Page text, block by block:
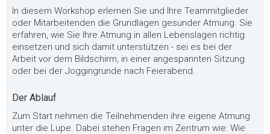
In diesem Workshop erlernen Sie und Ihre Teammitglieder
oder Mitarbeitenden die Grundlagen gesunder Atmung. Sie
erfahren, wie Sie Ihre Atmung in allen Lebenslagen richtig
einsetzen und sich damit unterstützen - sei es bei der
Arbeit vor dem Bildschirm, in einer angespannten Sitzung
oder bei der Joggingrunde nach Feierabend.
Der Ablauf
Zum Start nehmen die Teilnehmenden ihre eigene Atmung
unter die Lupe. Dabei stehen Fragen im Zentrum wie: Wie